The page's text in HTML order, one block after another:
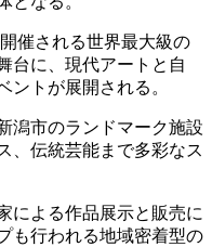
催される世界最大級の
台に、現代アートと自
ントが展開される。
潟市のランドマーク施設
、伝統芸能まで多彩なス
による作品展示と販売に
も行われる地域密着型の